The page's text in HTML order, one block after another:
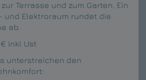
Terrasse und zum Garten. Ein
und Elektroraum rundet die
ab.
inkl Ust
unterstreichen den